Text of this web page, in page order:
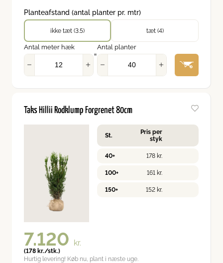
Planteafstand (antal planter pr. mtr)
ikke tæt (3.5) tæt (4)
Antal meter hæk
=
Antal planter
Taks Hillii Rodklump Forgrenet 80cm
St.
Pris per
styk
40+ 178 kr.
100+ 161 kr.
150+ 152 kr.
7.120 kr.
(178 kr./stk.)
Hurtig levering! Køb nu, plant i næste uge.